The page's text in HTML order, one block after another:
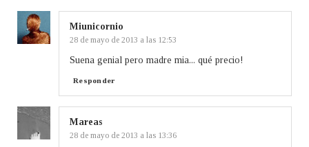
Miunicornio
28 de mayo de 2013 a las 12:53
Suena genial pero madre mia... qué precio!
Responder
Mareas
28 de mayo de 2013 a las 13:36